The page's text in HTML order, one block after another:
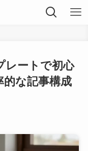
レートで初心
な記事構成